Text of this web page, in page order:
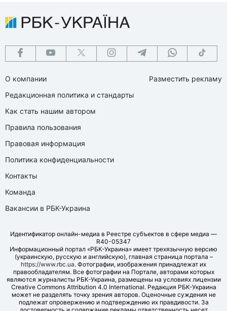
О компании
Редакционная политика и стандарты
Как стать нашим автором
Правила пользования
Правовая информация
Политика конфиденциальности
Контакты
Команда
Вакансии в РБК-Украина
Разместить рекламу
Идентификатор онлайн-медиа в Реестре субъектов в сфере медиа —
R40-05347
Информационный портал «РБК-Украина» имеет трехязычную версию
(украинскую, русскую и английскую), главная страница портала –
https://www.rbc.ua. Фотографии, изображения принадлежат их
правообладателям. Все фотографии на Портале, авторами которых
являются журналисты РБК-Украина, размещены на условиях лицензии
Creative Commons Attribution 4.0 International. Редакция РБК-Украина
может не разделять точку зрения авторов. Оценочные суждения не
подлежат опровержению и подтверждению их правдивости. За